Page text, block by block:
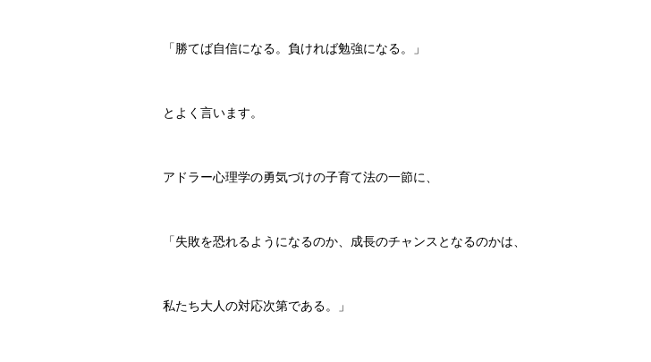
「勝てば自信になる。負ければ勉強になる。」
とよく言います。
アドラー心理学の勇気づけの子育て法の一節に、
「失敗を恐れるようになるのか、成長のチャンスとなるのかは、
私たち大人の対応次第である。」